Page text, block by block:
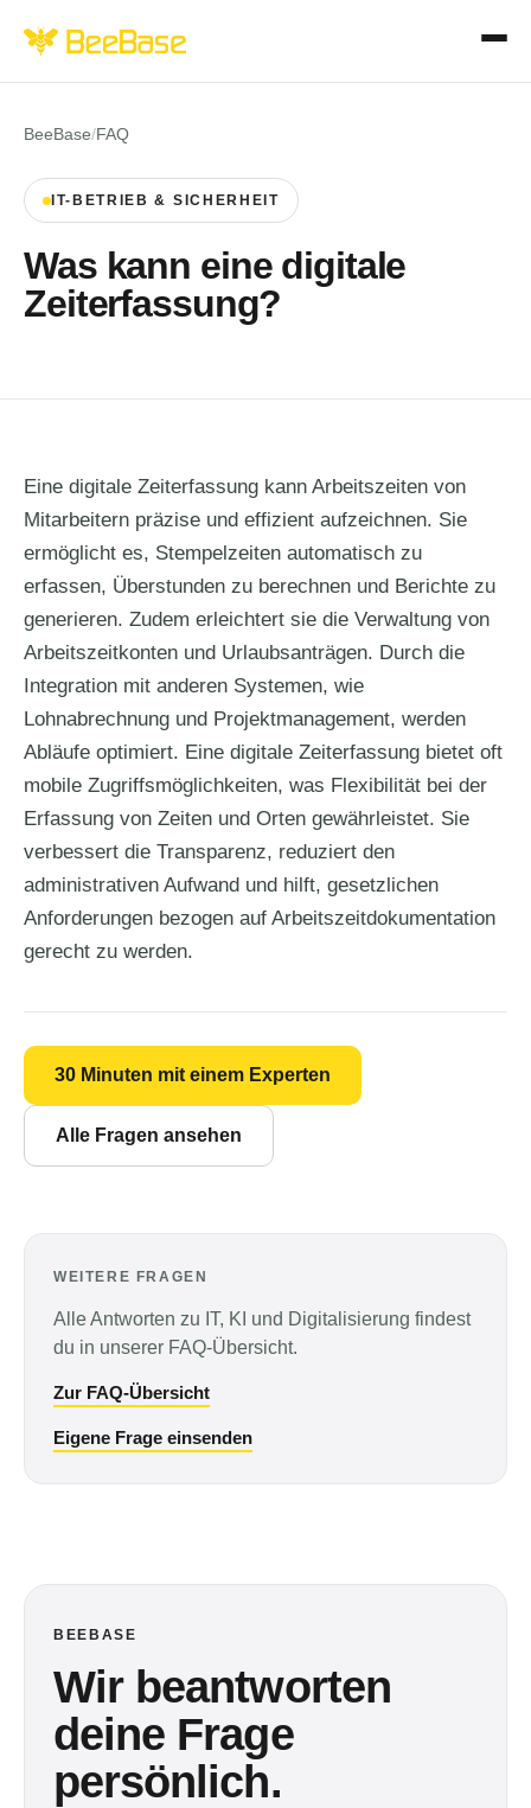
BeeBase/FAQ
IT-BETRIEB & SICHERHEIT
Was kann eine digitale
Zeiterfassung?
Eine digitale Zeiterfassung kann Arbeitszeiten von
Mitarbeitern präzise und effizient aufzeichnen. Sie
ermöglicht es, Stempelzeiten automatisch zu
erfassen, Überstunden zu berechnen und Berichte zu
generieren. Zudem erleichtert sie die Verwaltung von
Arbeitszeitkonten und Urlaubsanträgen. Durch die
Integration mit anderen Systemen, wie
Lohnabrechnung und Projektmanagement, werden
Abläufe optimiert. Eine digitale Zeiterfassung bietet oft
mobile Zugriffsmöglichkeiten, was Flexibilität bei der
Erfassung von Zeiten und Orten gewährleistet. Sie
verbessert die Transparenz, reduziert den
administrativen Aufwand und hilft, gesetzlichen
Anforderungen bezogen auf Arbeitszeitdokumentation
gerecht zu werden.
30 Minuten mit einem Experten
Alle Fragen ansehen
WEITERE FRAGEN
Alle Antworten zu IT, KI und Digitalisierung findest
du in unserer FAQ-Übersicht.
Zur FAQ-Übersicht
Eigene Frage einsenden
BEEBASE
Wir beantworten
deine Frage
persönlich.